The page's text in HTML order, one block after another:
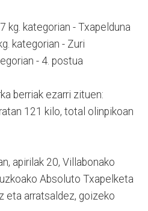
kg. kategorian - Txapelduna
kategorian - Zuri
- 4. postua
berriak ezarri zituen:
121 kilo, total olinpikoan
apirilak 20, Villabonako
Absoluto Txapelketa
eta arratsaldez, goizeko